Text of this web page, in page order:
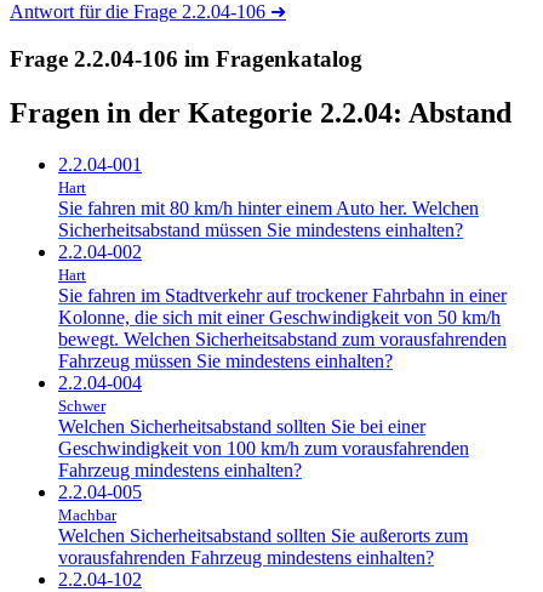
Antwort für die Frage 2.2.04-106 ➜
Frage 2.2.04-106 im Fragenkatalog
Fragen in der Kategorie 2.2.04: Abstand
2.2.04-001
Hart
Sie fahren mit 80 km/h hinter einem Auto her. Welchen
Sicherheitsabstand müssen Sie mindestens einhalten?
2.2.04-002
Hart
Sie fahren im Stadtverkehr auf trockener Fahrbahn in einer
Kolonne, die sich mit einer Geschwindigkeit von 50 km/h
bewegt. Welchen Sicherheitsabstand zum vorausfahrenden
Fahrzeug müssen Sie mindestens einhalten?
2.2.04-004
Schwer
Welchen Sicherheitsabstand sollten Sie bei einer
Geschwindigkeit von 100 km/h zum vorausfahrenden
Fahrzeug mindestens einhalten?
2.2.04-005
Machbar
Welchen Sicherheitsabstand sollten Sie außerorts zum
vorausfahrenden Fahrzeug mindestens einhalten?
2.2.04-102